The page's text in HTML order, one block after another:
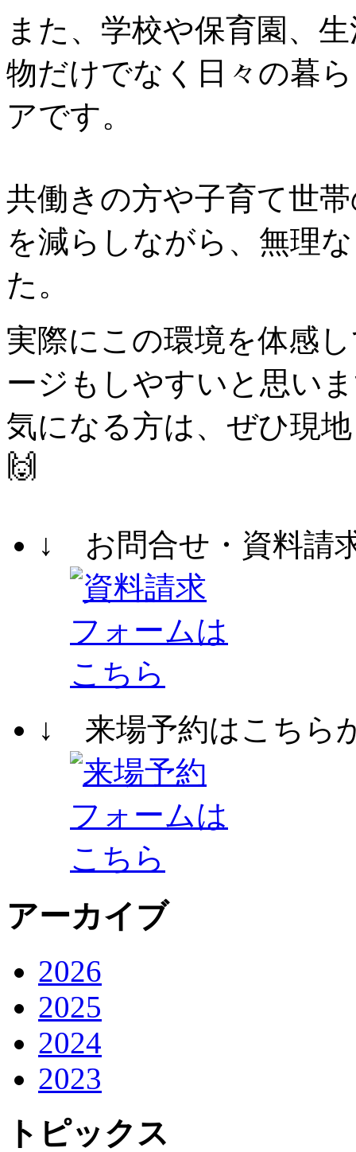
また、学校や保育園、
物だけでなく日々の暮
アです。
共働きの方や子育て世
を減らしながら、無理
た。
実際にこの環境を体感
ージもしやすいと思い
気になる方は、ぜひ現
🙌
↓ お問合せ・資料請
↓ 来場予約はこち
アーカイブ
2026
2025
2024
2023
トピックス